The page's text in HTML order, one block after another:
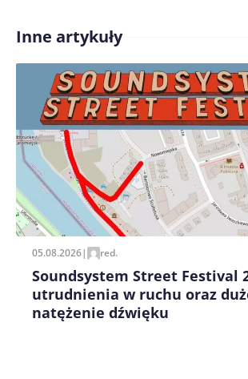
Treść komentarza*
Zapamiętaj moje dane w tej
pisania kolejnych komentarzy.
Inne artykuły
05.08.2026| red.
Soundsystem Street Festival
utrudnienia w ruchu oraz
natężenie dźwięku